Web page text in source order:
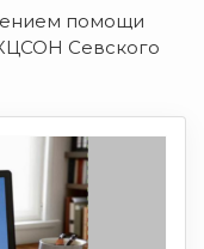
помощи
Севского